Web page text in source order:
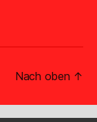
Nach oben ↑